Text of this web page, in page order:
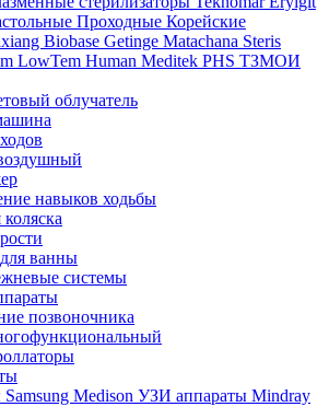
Проходные Корейские
Biobase Getinge Matachana Steris
LowTem Human Meditek PHS ТЗМОИ
облучатель
навыков ходьбы
ванны
системы
позвоночника
Medison УЗИ аппараты Mindray